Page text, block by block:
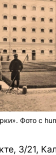
Фото с
3/21,